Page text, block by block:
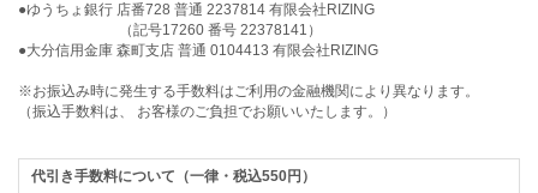
●ゆうちょ銀行 店番728 普通 2237814 有限会社RIZING
（記号17260 番号 22378141）
●大分信用金庫 森町支店 普通 0104413 有限会社RIZING
※お振込み時に発生する手数料はご利用の金融機関により異なります。
（振込手数料は、 お客様のご負担でお願いいたします。）
代引き手数料について（一律・税込550円）